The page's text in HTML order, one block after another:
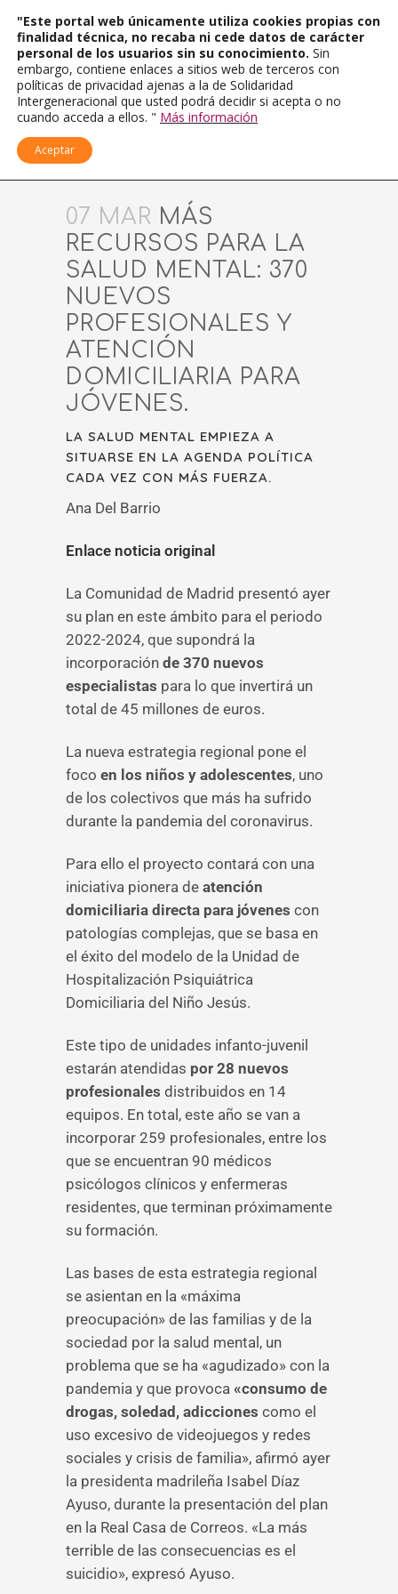
07 MAR MÁS
RECURSOS PARA LA
SALUD MENTAL: 370
NUEVOS
PROFESIONALES Y
ATENCIÓN
DOMICILIARIA PARA
JÓVENES.
LA SALUD MENTAL EMPIEZA A
SITUARSE EN LA AGENDA POLÍTICA
CADA VEZ CON MÁS FUERZA.
Ana Del Barrio
Enlace noticia original
La Comunidad de Madrid presentó ayer
su plan en este ámbito para el periodo
2022-2024, que supondrá la
incorporación de 370 nuevos
especialistas para lo que invertirá un
total de 45 millones de euros.
La nueva estrategia regional pone el
foco en los niños y adolescentes, uno
de los colectivos que más ha sufrido
durante la pandemia del coronavirus.
Para ello el proyecto contará con una
iniciativa pionera de atención
domiciliaria directa para jóvenes con
patologías complejas, que se basa en
el éxito del modelo de la Unidad de
Hospitalización Psiquiátrica
Domiciliaria del Niño Jesús.
Este tipo de unidades infanto-juvenil
estarán atendidas por 28 nuevos
profesionales distribuidos en 14
equipos. En total, este año se van a
incorporar 259 profesionales, entre los
que se encuentran 90 médicos
psicólogos clínicos y enfermeras
residentes, que terminan próximamente
su formación.
Las bases de esta estrategia regional
se asientan en la «máxima
preocupación» de las familias y de la
sociedad por la salud mental, un
problema que se ha «agudizado» con la
pandemia y que provoca «consumo de
drogas, soledad, adicciones como el
uso excesivo de videojuegos y redes
sociales y crisis de familia», afirmó ayer
la presidenta madrileña Isabel Díaz
Ayuso, durante la presentación del plan
en la Real Casa de Correos. «La más
terrible de las consecuencias es el
suicidio», expresó Ayuso.
"Este portal web únicamente utiliza cookies propias con
finalidad técnica, no recaba ni cede datos de carácter
personal de los usuarios sin su conocimiento. Sin
embargo, contiene enlaces a sitios web de terceros con
políticas de privacidad ajenas a la de Solidaridad
Intergeneracional que usted podrá decidir si acepta o no
cuando acceda a ellos. " Más información
Aceptar